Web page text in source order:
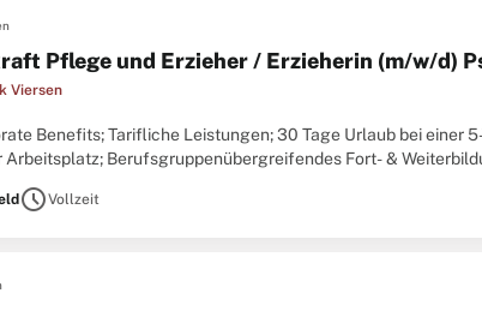
Pflege und Erzieher / Erzieherin (m/w/d)
Viersen
Benefits; Tarifliche Leistungen; 30 Tage Urlaub bei einer
Arbeitsplatz; Berufsgruppenübergreifendes Fort- &
scheduleVollzeit